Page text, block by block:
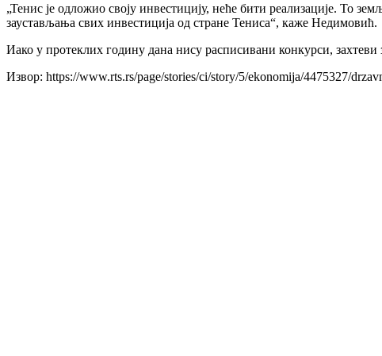
„Тенис је одложио своју инвестицију, неће бити реализације. То
заустављања свих инвестиција од стране Тениса“, каже Недимовић.
Иако у протеклих годину дана нису расписивани конкурси,
Извор: https://www.rts.rs/page/stories/ci/story/5/ekonomija/4475327/